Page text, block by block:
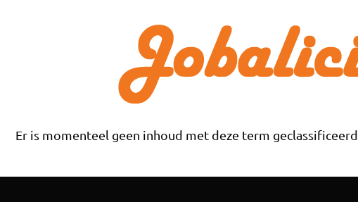
Er is momenteel geen inhoud met deze term geclassificeerd.